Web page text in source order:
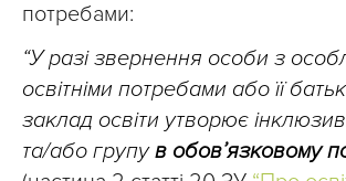
потребами:
“У разі звернення особи з
освітніми потребами або її
заклад освіти утворює
та/або групув обов’язковому